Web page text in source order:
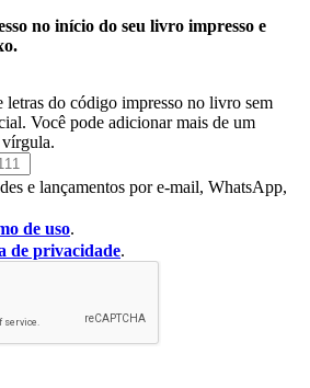
no início do seu livro impresso e
letras do código impresso no livro sem
Você pode adicionar mais de um
e lançamentos por e-mail, WhatsApp,
de uso.
de privacidade.